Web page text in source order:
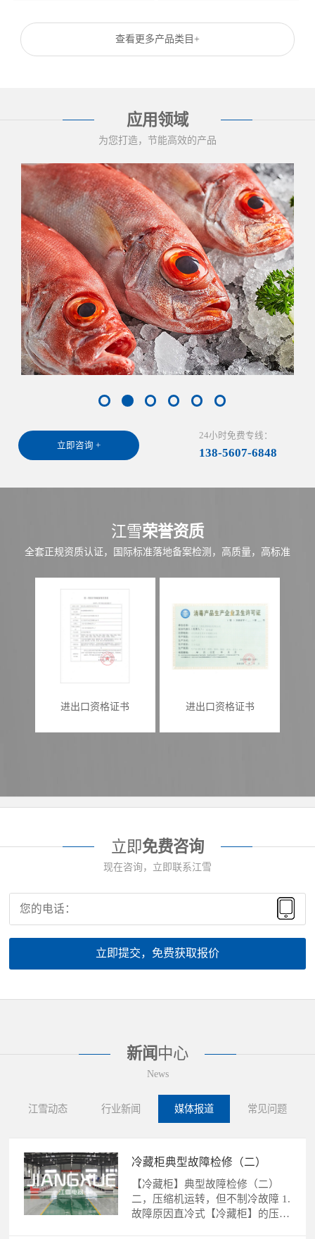
查看更多产品类目+
应用领域
为您打造，节能高效的产品
立即咨询 +
24小时免费专线：
138-5607-6848
江雪荣誉资质
全套正规资质认证，国际标准落地备案检测，高质量，高标准
进出口资格证书 进出口资格证书
立即免费咨询
现在咨询，立即联系江雪
立即提交，免费获取报价
新闻 中心
News
江雪动态 行业新闻 媒体报道 常见问题
冷藏柜典型故障检修（二）
【冷藏柜】典型故障检修（二）
二，压缩机运转，但不制冷故障 1.
故障原因直冷式【冷藏柜】的压缩